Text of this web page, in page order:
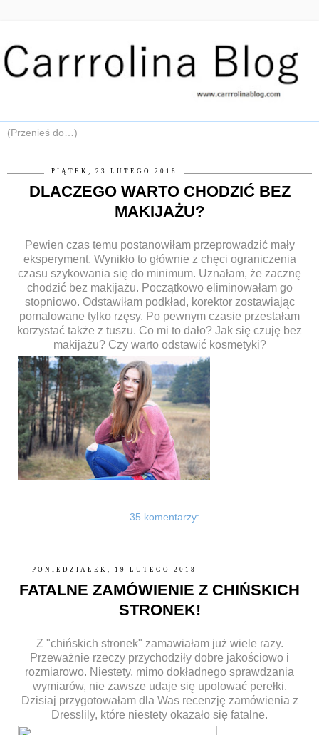
PIĄTEK, 23 LUTEGO 2018
DLACZEGO WARTO CHODZIĆ BEZ
MAKIJAŻU?
Pewien czas temu postanowiłam przeprowadzić mały
eksperyment. Wynikło to głównie z chęci ograniczenia
czasu szykowania się do minimum. Uznałam, że zacznę
chodzić bez makijażu. Początkowo eliminowałam go
stopniowo. Odstawiłam podkład, korektor zostawiając
pomalowane tylko rzęsy. Po pewnym czasie przestałam
korzystać także z tuszu. Co mi to dało? Jak się czuję bez
makijażu? Czy warto odstawić kosmetyki?
35 komentarzy:
PONIEDZIAŁEK, 19 LUTEGO 2018
FATALNE ZAMÓWIENIE Z CHIŃSKICH
STRONEK!
Z "chińskich stronek" zamawiałam już wiele razy.
Przeważnie rzeczy przychodziły dobre jakościowo i
rozmiarowo. Niestety, mimo dokładnego sprawdzania
wymiarów, nie zawsze udaje się upolować perełki.
Dzisiaj przygotowałam dla Was recenzję zamówienia z
Dresslily, które niestety okazało się fatalne.